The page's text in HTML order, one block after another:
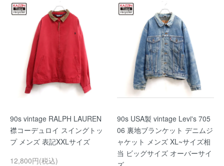
90s vintage RALPH LAUREN
襟コーデュロイ スイングトッ
プ メンズ 表記XXLサイズ
12,800円(税込)
90s USA製 vintage Levi's 705
06 裏地ブランケット デニムジ
ャケット メンズ XL~サイズ相
当 ビッグサイズ オーバーサイ